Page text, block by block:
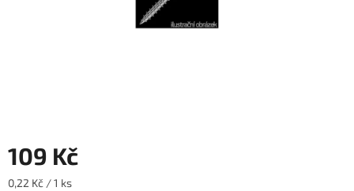
109 Kč
Měrná
0,22 Kč / 1 ks